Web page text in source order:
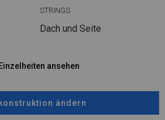
STRINGS
Dach und Seite
Einzelheiten ansehen
ändern